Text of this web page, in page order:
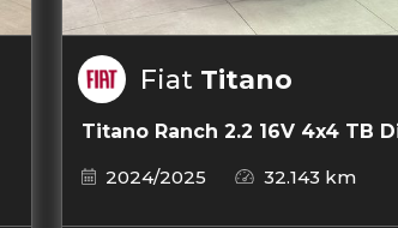
Fiat Titano
Titano Ranch 2.2 16V 4x4 TB
2024/2025
32.143 km